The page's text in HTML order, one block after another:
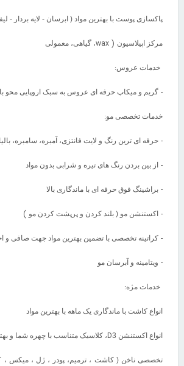
پاکسازی پوست با بهترین مواد ( ابرسان - لایه بردار -
مرکز اپیلاسیون ( wax ، گیاهی، معمولی
خدمات عروس:
- گریم و میکاپ حرفه ای عروس به سبک اروپایی محو
خدمات تخصصی مو:
- حرفه ای ترین رنگ و لایت فانتزی، آمبره، سامبره،
- از بین بردن رنگ های تیره و شرابی بدون مواد
- براشینگ فوق حرفه ای با ماندگاری بالا
- اکستنشن مو ( بلند کردن و پرپشت کردن مو )
- کراتینه تخصصی با تضمین بهترین مواد جهت صافی و
- ویتامینه و آبرسان مو
خدمات مژه:
انواع کاشت با ماندگاری یک ماهه با بهترین مواد
انواع اکستنشن 3 D، کلاسیک متناسب با چهره شما و
تخصصی ناخن ( کاشت ، ترمیم، پودر ، ژل ، میکس ،